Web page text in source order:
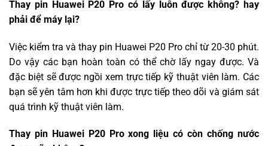
Thay pin Huawei P20 Pro có lấy luôn được không? hay
phải để máy lại?
Việc kiểm tra và thay pin Huawei P20 Pro chỉ từ 20-30 phút.
Do vậy các bạn hoàn toàn có thể chờ lấy ngay được. Và
đặc biệt sẽ được ngồi xem trực tiếp kỹ thuật viên làm. Các
bạn sẽ yên tâm hơn khi được trực tiếp theo dõi và giám sát
quá trình kỹ thuật viên làm.
Thay pin Huawei P20 Pro xong liệu có còn chống nước